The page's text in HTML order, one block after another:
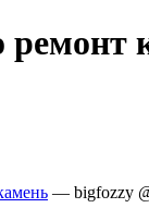
ремонт
— bigfozzy